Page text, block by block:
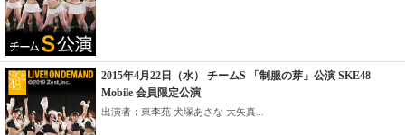
2015年4月22日（水） チームS 「制服の芽」公演 SKE48
Mobile 会員限定公演
出演者：東李苑 犬塚あさな 大矢真...